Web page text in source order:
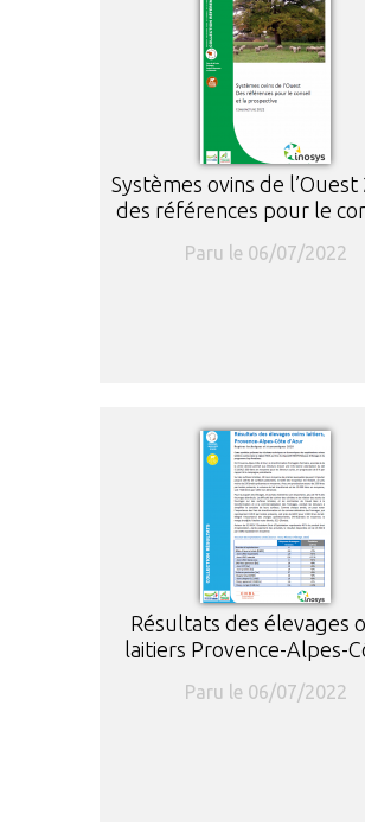
Systèmes ovins de l’Ouest
des références pour le
Paru le 06/07/2022
Résultats des élevages
laitiers Provence-Alpes-
Paru le 06/07/2022